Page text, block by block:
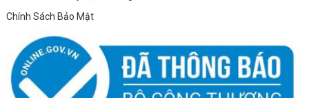
Chính Sách Bảo Mật